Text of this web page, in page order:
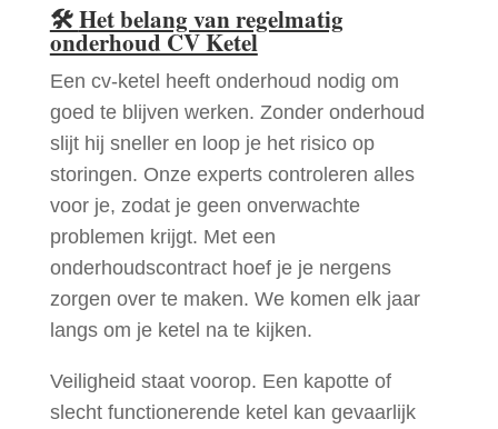
🛠Het belang van regelmatig
onderhoud CV Ketel
Een cv-ketel heeft onderhoud nodig om
goed te blijven werken. Zonder onderhoud
slijt hij sneller en loop je het risico op
storingen. Onze experts controleren alles
voor je, zodat je geen onverwachte
problemen krijgt. Met een
onderhoudscontract hoef je je nergens
zorgen over te maken. We komen elk jaar
langs om je ketel na te kijken.
Veiligheid staat voorop. Een kapotte of
slecht functionerende ketel kan gevaarlijk